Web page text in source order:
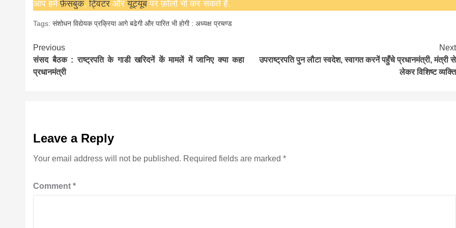
आप हमेंफ़ेसबुक,ट्विटरऔरयूट्यूब पर फ़ॉलो भी कर सकते हैं.
Tags:संशोधन विद्येयक प्रक्रिया आगे बढेगी और पारित भी होगी : अध्यक्ष प्रचण्ड
Continue
Reading
Previous
संसद बैठक : राष्ट्रपति के गाडी खरिदनें कें मामलें में जानिए क्या कहा
प्रधानमंत्री
Next
उपराष्ट्रपति पुन लौटा स्वदेश, स्वागत करनें पहुँचे प्रधानमंत्री, मंत्री से
लेकर विशिष्ट व्यक्ति
Leave a Reply
Your email address will not be published. Required fields are marked*
Comment*